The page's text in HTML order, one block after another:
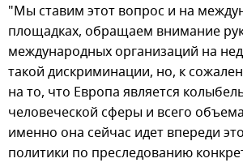
"Мы ставим этот вопрос и на
площадках, обращаем внимание
международных организаций на
такой дискриминации, но, к
на то, что Европа является
человеческой сферы и всего
именно она сейчас идет впереди
политики по преследованию